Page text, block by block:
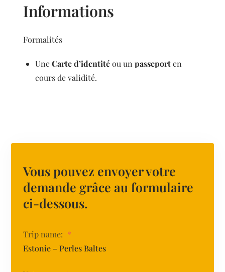
Informations
Formalités
UneCarte d’identitéou unpasseporten
cours de validité.
Vous pouvez envoyer votre
demande grâce au formulaire
ci-dessous.
Trip name: *
Estonie – Perles Baltes